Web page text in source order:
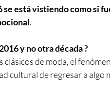
se está vistiendo como si
.
y no otra década ?
clásicos de moda, el
cultural de regresar a